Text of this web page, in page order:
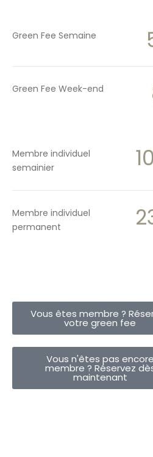
Green Fee Semaine
Green Fee Week-end
Membre individuel
semainier
Membre individuel
permanent
Vous êtes membre ?
votre green fee
Vous n'êtes pas encore
membre ? Réservez
maintenant